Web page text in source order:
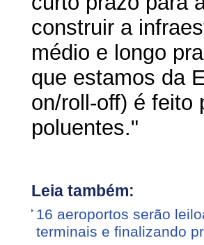
construir a
médio e longo
que estamos da
on/roll-off) é feito
poluentes."
Leia também:
16 aeroportos serão
terminais e finalizando